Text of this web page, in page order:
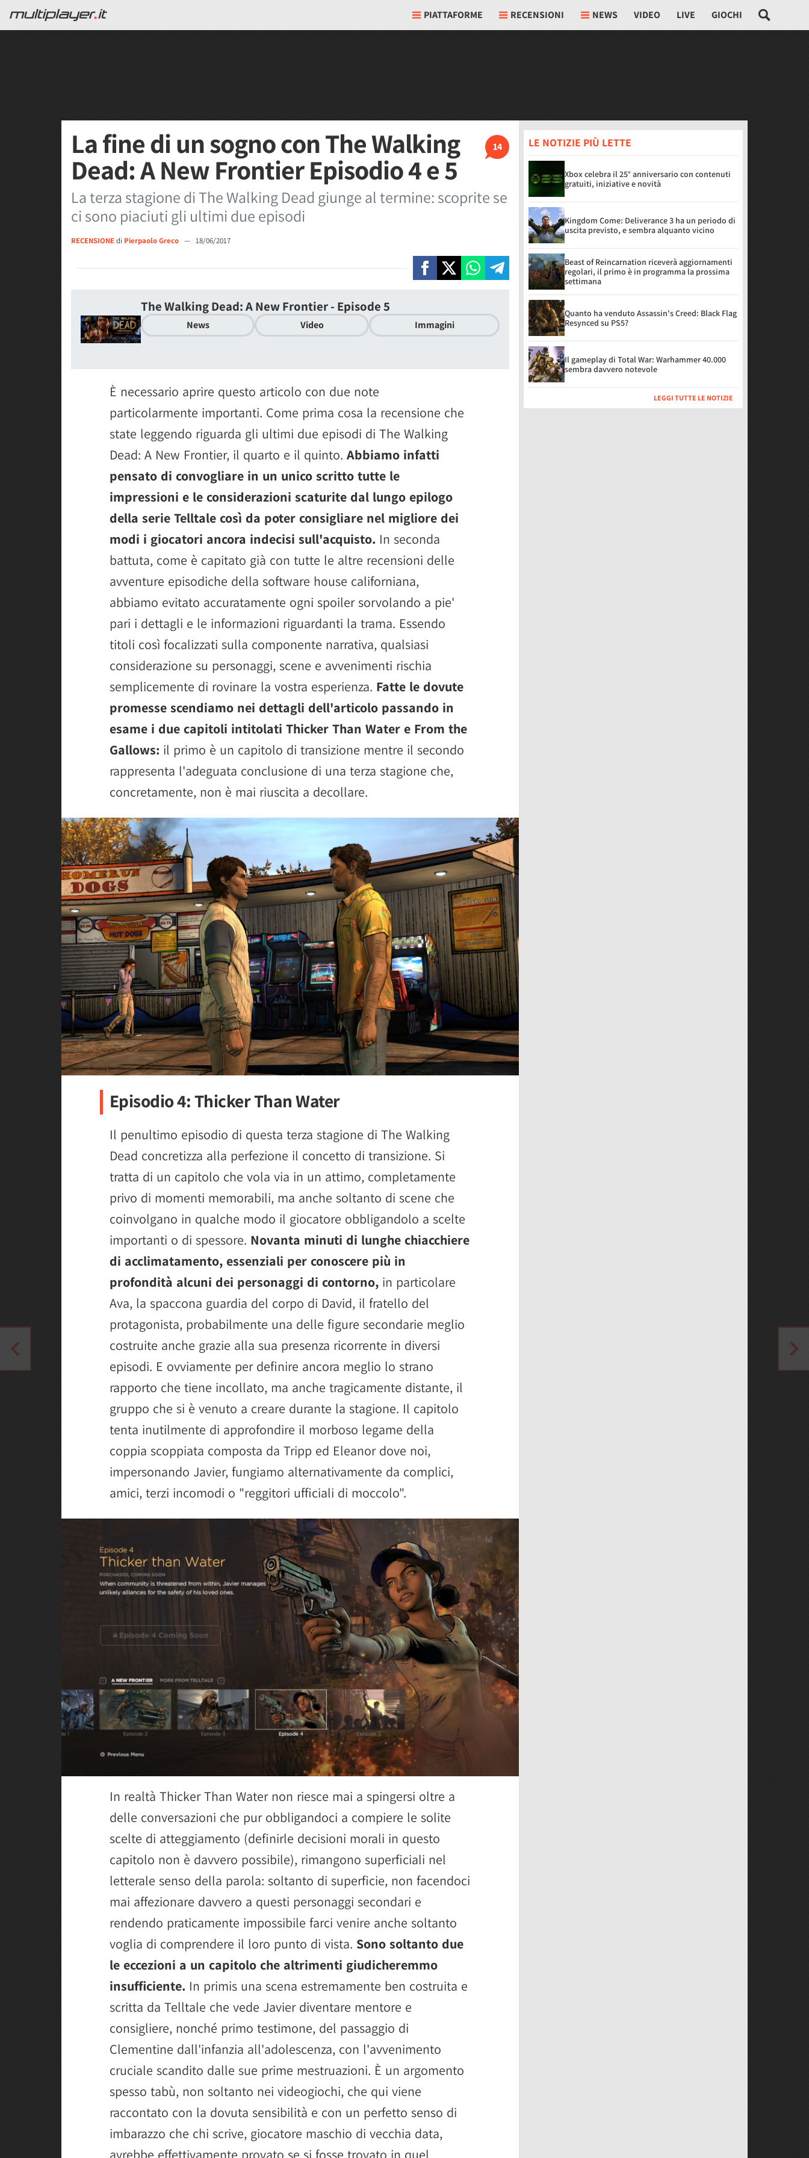
PIATTAFORME RECENSIONI NEWS VIDEO LIVE GIOCHI
14
La fine di un sogno con The Walking
Dead: A New Frontier Episodio 4 e 5
La terza stagione di The Walking Dead giunge al termine: scoprite se
ci sono piaciuti gli ultimi due episodi
RECENSIONEdi Pierpaolo Greco — 18/06/2017
The Walking Dead: A New Frontier - Episode 5
News Video Immagini
È necessario aprire questo articolo con due note
particolarmente importanti. Come prima cosa la recensione che
state leggendo riguarda gli ultimi due episodi di The Walking
Dead: A New Frontier, il quarto e il quinto. Abbiamo infatti
pensato di convogliare in un unico scritto tutte le
impressioni e le considerazioni scaturite dal lungo epilogo
della serie Telltale così da poter consigliare nel migliore dei
modi i giocatori ancora indecisi sull'acquisto. In seconda
battuta, come è capitato già con tutte le altre recensioni delle
avventure episodiche della software house californiana,
abbiamo evitato accuratamente ogni spoiler sorvolando a pie'
pari i dettagli e le informazioni riguardanti la trama. Essendo
titoli così focalizzati sulla componente narrativa, qualsiasi
considerazione su personaggi, scene e avvenimenti rischia
semplicemente di rovinare la vostra esperienza. Fatte le dovute
promesse scendiamo nei dettagli dell'articolo passando in
esame i due capitoli intitolati Thicker Than Water e From the
Gallows: il primo è un capitolo di transizione mentre il secondo
rappresenta l'adeguata conclusione di una terza stagione che,
concretamente, non è mai riuscita a decollare.
Episodio 4: Thicker Than Water
Il penultimo episodio di questa terza stagione di The Walking
Dead concretizza alla perfezione il concetto di transizione. Si
tratta di un capitolo che vola via in un attimo, completamente
privo di momenti memorabili, ma anche soltanto di scene che
coinvolgano in qualche modo il giocatore obbligandolo a scelte
importanti o di spessore. Novanta minuti di lunghe chiacchiere
di acclimatamento, essenziali per conoscere più in
profondità alcuni dei personaggi di contorno, in particolare
Ava, la spaccona guardia del corpo di David, il fratello del
protagonista, probabilmente una delle figure secondarie meglio
costruite anche grazie alla sua presenza ricorrente in diversi
episodi. E ovviamente per definire ancora meglio lo strano
rapporto che tiene incollato, ma anche tragicamente distante, il
gruppo che si è venuto a creare durante la stagione. Il capitolo
tenta inutilmente di approfondire il morboso legame della
coppia scoppiata composta da Tripp ed Eleanor dove noi,
impersonando Javier, fungiamo alternativamente da complici,
amici, terzi incomodi o "reggitori ufficiali di moccolo".
In realtà Thicker Than Water non riesce mai a spingersi oltre a
delle conversazioni che pur obbligandoci a compiere le solite
scelte di atteggiamento (definirle decisioni morali in questo
capitolo non è davvero possibile), rimangono superficiali nel
letterale senso della parola: soltanto di superficie, non facendoci
mai affezionare davvero a questi personaggi secondari e
rendendo praticamente impossibile farci venire anche soltanto
voglia di comprendere il loro punto di vista. Sono soltanto due
le eccezioni a un capitolo che altrimenti giudicheremmo
insufficiente. In primis una scena estremamente ben costruita e
scritta da Telltale che vede Javier diventare mentore e
consigliere, nonché primo testimone, del passaggio di
Clementine dall'infanzia all'adolescenza, con l'avvenimento
cruciale scandito dalle sue prime mestruazioni. È un argomento
spesso tabù, non soltanto nei videogiochi, che qui viene
raccontato con la dovuta sensibilità e con un perfetto senso di
imbarazzo che chi scrive, giocatore maschio di vecchia data,
avrebbe effettivamente provato se si fosse trovato in quel
LE NOTIZIE PIÙ LETTE
Xbox celebra il 25° anniversario con contenuti
gratuiti, iniziative e novità
Kingdom Come: Deliverance 3 ha un periodo di
uscita previsto, e sembra alquanto vicino
Beast of Reincarnation riceverà aggiornamenti
regolari, il primo è in programma la prossima
settimana
Quanto ha venduto Assassin's Creed: Black Flag
Resynced su PS5?
Il gameplay di Total War: Warhammer 40.000
sembra davvero notevole
LEGGI TUTTE LE NOTIZIE